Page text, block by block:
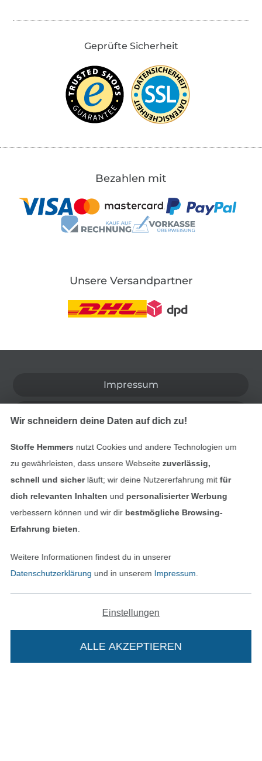
Geprüfte Sicherheit
Bezahlen mit
Unsere Versandpartner
Impressum
Datenschutz
Widerrufsrecht
Kontakt
Bestellung widerrufen
Wir schneidern deine Daten auf dich zu!
Stoffe Hemmers nutzt Cookies und andere Technologien um
zu gewährleisten, dass unsere Webseite zuverlässig,
schnell und sicherläuft; wir deine Nutzererfahrung mitfür
dich relevanten Inhalten und personalisierter Werbung
verbessern können und wir dir bestmögliche Browsing-
Erfahrung bieten
Weitere Informationen findest du in unserer
Datenschutzerklärung und in unserem Impressum
Einstellungen
ALLE AKZEPTIEREN